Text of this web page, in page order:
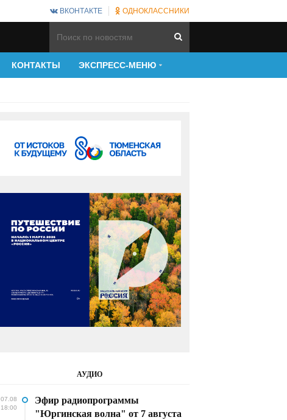
ВКОНТАКТЕ ОДНОКЛАССНИКИ
КОНТАКТЫ ЭКСПРЕСС-МЕНЮ
АУДИО
07.08
18:00
Эфир радиопрограммы
"Юргинская волна" от 7 августа